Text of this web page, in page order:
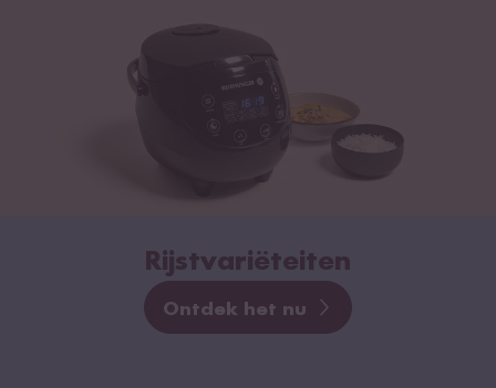
Rijstvariëteiten
Ontdek het nu